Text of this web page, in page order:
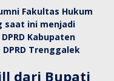
dari Bupati